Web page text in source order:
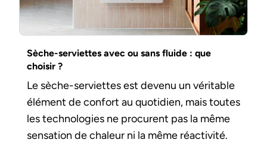
Sèche-serviettes avec ou sans fluide : que
choisir ?
Le sèche-serviettes est devenu un véritable
élément de confort au quotidien, mais toutes
les technologies ne procurent pas la même
sensation de chaleur ni la même réactivité.